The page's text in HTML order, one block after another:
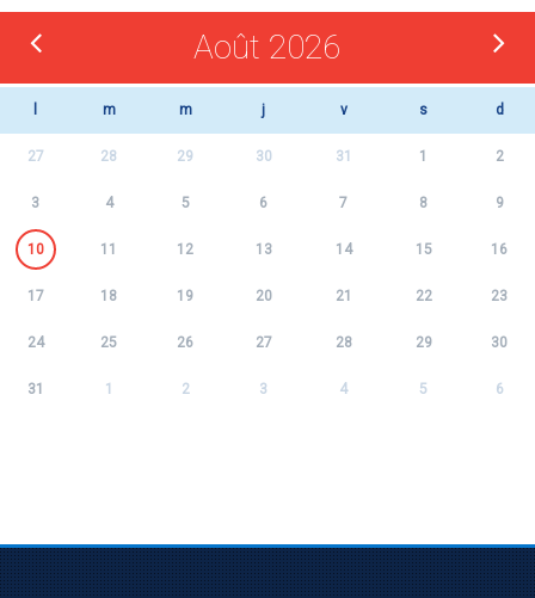
Août 2026
m m j v s d
27 28 29 30 31 1 2
3 4 5 6 7 8 9
10 11 12 13 14 15 16
17 18 19 20 21 22 23
24 25 26 27 28 29 30
31 1 2 3 4 5 6